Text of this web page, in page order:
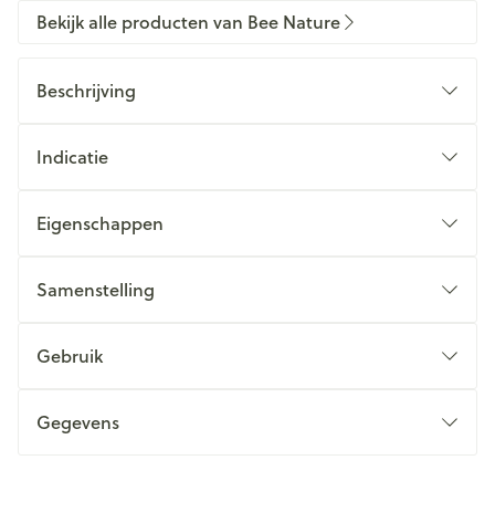
Bekijk alle producten van Bee Nature
Beschrijving
Indicatie
Eigenschappen
Samenstelling
Gebruik
Gegevens